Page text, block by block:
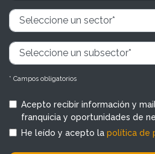
* Campos obligatorios
Acepto recibir información y
franquicia y oportunidades de
He leído y acepto la política de